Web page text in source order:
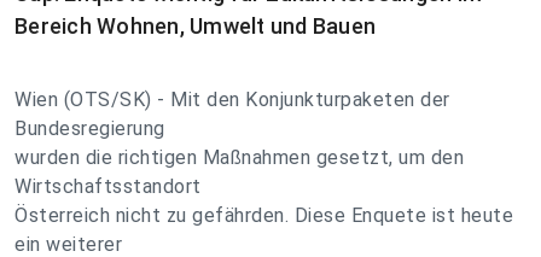
Bereich Wohnen, Umwelt und Bauen
Wien (OTS/SK) - Mit den Konjunkturpaketen der
Bundesregierung
wurden die richtigen Maßnahmen gesetzt, um den
Wirtschaftsstandort
Österreich nicht zu gefährden. Diese Enquete ist heute
ein weiterer